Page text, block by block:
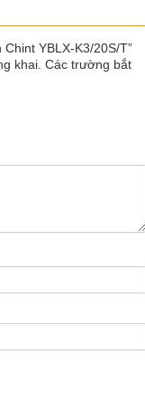
YBLX-K3/20S/T”
khai. Các trường bắt